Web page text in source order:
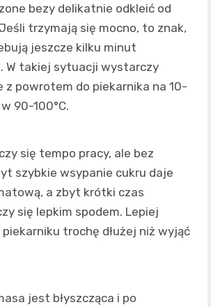
bezy delikatnie odkleić od
trzymają się mocno, to znak,
jeszcze kilku minut
W takiej sytuacji wystarczy
z powrotem do piekarnika na 10-
90-100°C.
się tempo pracy, ale bez
szybkie wsypanie cukru daje
a zbyt krótki czas
się lepkim spodem. Lepiej
trochę dłużej niż wyjąć
jest błyszcząca i po